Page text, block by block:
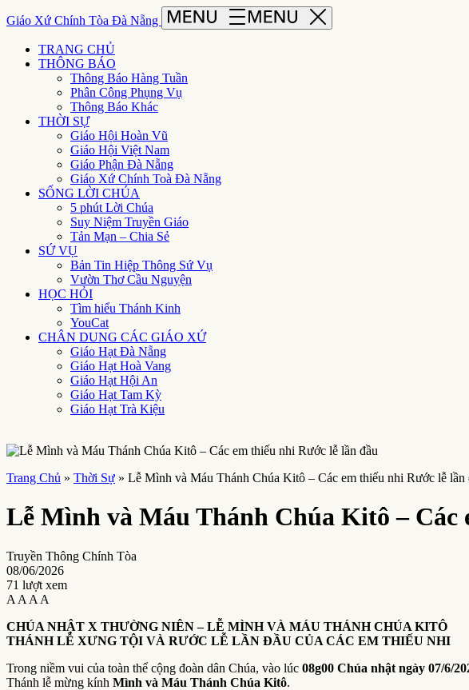
Giáo Xứ Chính Tòa Đà Nẵng
TRANG CHỦ
THÔNG BÁO
Thông Báo Hàng Tuần
Phân Công Phụng Vụ
Thông Báo Khác
THỜI SỰ
Giáo Hội Hoàn Vũ
Giáo Hội Việt Nam
Giáo Phận Đà Nẵng
Giáo Xứ Chính Toà Đà Nẵng
SỐNG LỜI CHÚA
5 phút Lời Chúa
Suy Niệm Truyền Giáo
Tản Mạn – Chia Sẻ
SỨ VỤ
Bản Tin Hiệp Thông Sứ Vụ
Vườn Thơ Cầu Nguyện
HỌC HỎI
Tìm hiểu Thánh Kinh
YouCat
CHÂN DUNG CÁC GIÁO XỨ
Giáo Hạt Đà Nẵng
Giáo Hạt Hoà Vang
Giáo Hạt Hội An
Giáo Hạt Tam Kỳ
Giáo Hạt Trà Kiệu
Trang Chủ » Thời Sự » Lễ Mình và Máu Thánh Chúa Kitô – Các em thiếu nhi Rước lễ lần
Lễ Mình và Máu Thánh Chúa Kitô – Các
Truyền Thông Chính Tòa
08/06/2026
71 lượt xem
A A A A
CHÚA NHẬT X THƯỜNG NIÊN – LỄ MÌNH VÀ MÁU THÁNH CHÚA KITÔ
THÁNH LỄ XƯNG TỘI VÀ RƯỚC LỄ LẦN ĐẦU CỦA CÁC EM THIẾU NHI
Trong niềm vui của toàn thể cộng đoàn dân Chúa, vào lúc 08g00 Chúa nhật ngày 07/6/
Thánh lễ mừng kính Mình và Máu Thánh Chúa Kitô.